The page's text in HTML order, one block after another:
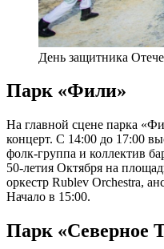
День защитника
Парк «Фили»
На главной сцене парка
концерт. С 14:00 до 17:00
фолк-группа и коллектив
50-летия Октября на
оркестр Rublev Orchestra,
Начало в 15:00.
Парк «Северное